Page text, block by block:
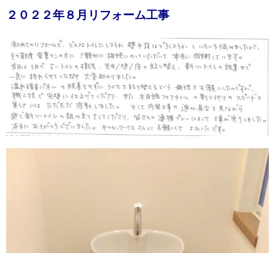
２０２２年８月リフォーム工事